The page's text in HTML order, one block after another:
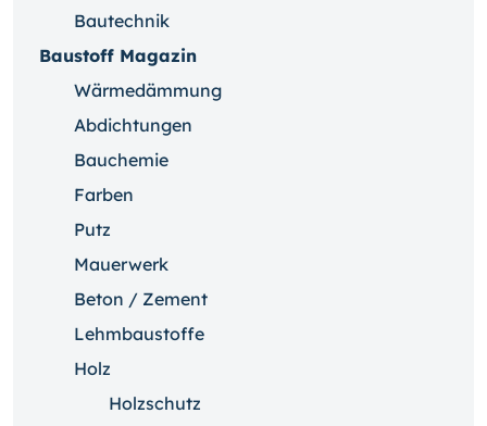
Bautechnik
Baustoff Magazin
Wärmedämmung
Abdichtungen
Bauchemie
Farben
Putz
Mauerwerk
Beton / Zement
Lehmbaustoffe
Holz
Holzschutz